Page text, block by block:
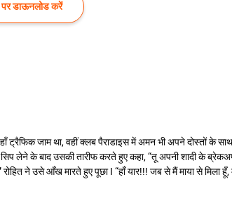
पर डाऊनलोड करें
जाम था, वहीं क्लब पैराडाइस में अमन भी अपने दोस्तों के
लेने के बाद उसकी तारीफ करते हुए कहा, “तू अपनी शादी के
ने उसे आँख मारते हुए पूछा I “हाँ यार!!! जब से मैं माया से मिला हूँ,